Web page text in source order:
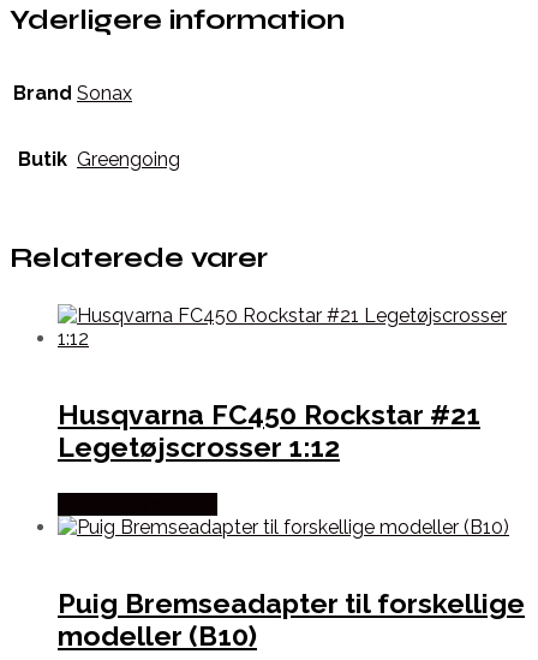
Yderligere information
Brand Sonax
Butik Greengoing
Relaterede varer
Husqvarna FC450 Rockstar #21
Legetøjscrosser 1:12
Puig Bremseadapter til forskellige
modeller (B10)